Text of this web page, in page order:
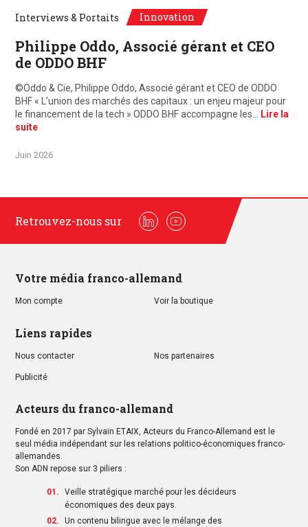
Interviews & Portaits Innovation
Philippe Oddo, Associé gérant et CEO
de ODDO BHF
©Oddo & Cie, Philippe Oddo, Associé gérant et CEO de ODDO
BHF « L’union des marchés des capitaux : un enjeu majeur pour
le financement de la tech » ODDO BHF accompagne les…
Lire la
suite
Juin 2026
Retrouvez-nous sur
LinkedinYoutube
Votre média franco-allemand
Mon compte Voir la boutique
Liens rapides
Nous contacter Nos partenaires
Publicité
Acteurs du franco-allemand
Fondé en 2017 par Sylvain ETAIX, Acteurs du Franco-Allemand est le
seul média indépendant sur les relations politico-économiques franco-
allemandes.
Son ADN repose sur 3 piliers :
Veille stratégique marché pour les décideurs
économiques des deux pays.
Un contenu bilingue avec le mélange des